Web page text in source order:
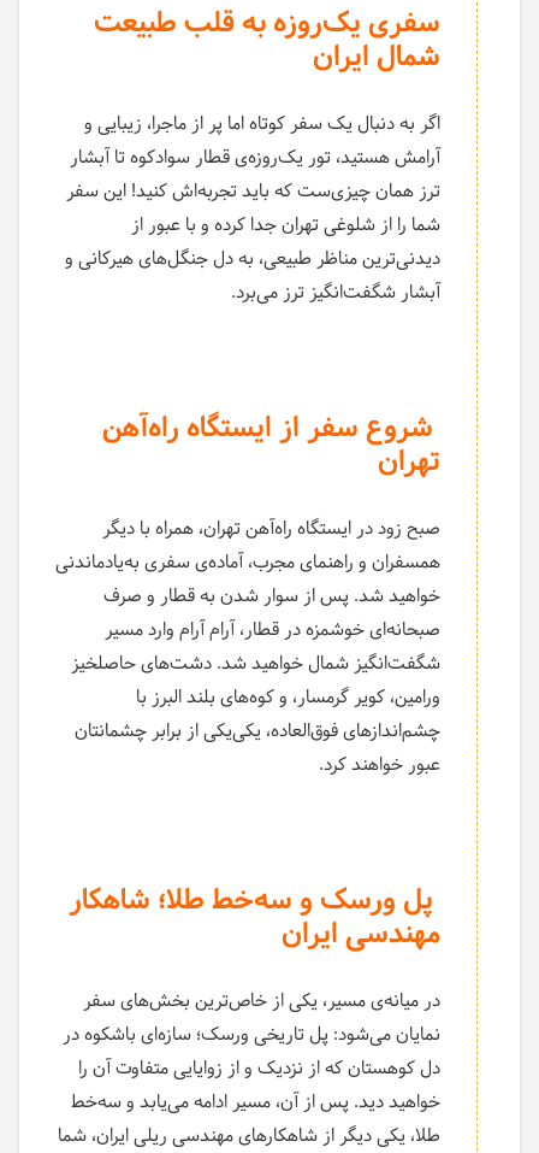
سفری یک‌روزه به قلب طبیعت
شمال ایران
اگر به دنبال یک سفر کوتاه اما پر از ماجرا، زیبایی و
آرامش هستید، تور یک‌روزه‌ی قطار سوادکوه تا آبشار
ترز همان چیزی‌ست که باید تجربه‌اش کنید! این سفر
شما را از شلوغی تهران جدا کرده و با عبور از
دیدنی‌ترین مناظر طبیعی، به دل جنگل‌های هیرکانی و
آبشار شگفت‌انگیز ترز می‌برد.
شروع سفر از ایستگاه راه‌آهن
تهران
صبح زود در ایستگاه راه‌آهن تهران، همراه با دیگر
همسفران و راهنمای مجرب، آماده‌ی سفری به‌یادماندنی
خواهید شد. پس از سوار شدن به قطار و صرف
صبحانه‌ای خوشمزه در قطار، آرام آرام وارد مسیر
شگفت‌انگیز شمال خواهید شد. دشت‌های حاصلخیز
ورامین، کویر گرمسار، و کوه‌های بلند البرز با
چشم‌اندازهای فوق‌العاده، یکی‌یکی از برابر چشمانتان
عبور خواهند کرد.
پل ورسک و سه‌خط طلا؛ شاهکار
مهندسی ایران
در میانه‌ی مسیر، یکی از خاص‌ترین بخش‌های سفر
نمایان می‌شود: پل تاریخی ورسک؛ سازه‌ای باشکوه در
دل کوهستان که از نزدیک و از زوایایی متفاوت آن را
خواهید دید. پس از آن، مسیر ادامه می‌یابد و سه‌خط
طلا، یکی دیگر از شاهکارهای مهندسی ریلی ایران، شما